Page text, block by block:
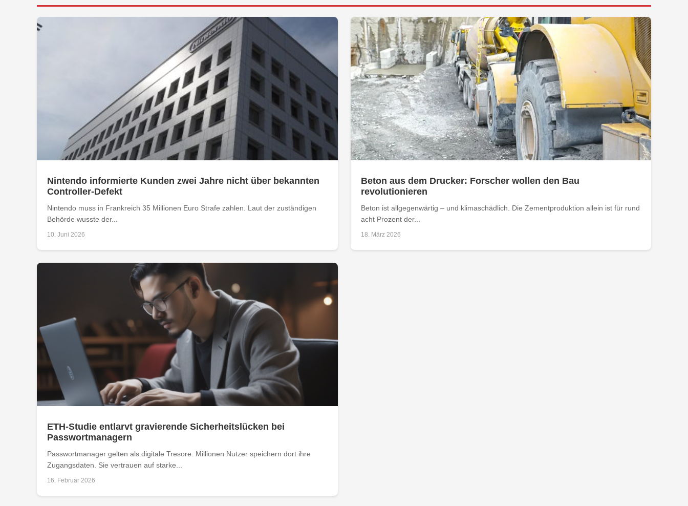
Nintendo informierte Kunden zwei Jahre nicht über bekannten
Controller-Defekt
Nintendo muss in Frankreich 35 Millionen Euro Strafe zahlen. Laut der zuständigen
Behörde wusste der...
10. Juni 2026
Beton aus dem Drucker: Forscher wollen den Bau
revolutionieren
Beton ist allgegenwärtig – und klimaschädlich. Die Zementproduktion allein ist für rund
acht Prozent der...
18. März 2026
ETH-Studie entlarvt gravierende Sicherheitslücken bei
Passwortmanagern
Passwortmanager gelten als digitale Tresore. Millionen Nutzer speichern dort ihre
Zugangsdaten. Sie vertrauen auf starke...
16. Februar 2026